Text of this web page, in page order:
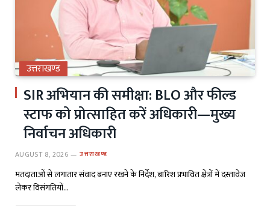
उत्तराखण्ड
SIR अभियान की समीक्षा: BLO और फील्ड
स्टाफ को प्रोत्साहित करें अधिकारी—मुख्य
निर्वाचन अधिकारी
AUGUST 8, 2026 उत्तराखण्ड
मतदाताओं से लगातार संवाद बनाए रखने के निर्देश, बारिश प्रभावित क्षेत्रों में दस्तावेज
लेकर विसंगतियों…